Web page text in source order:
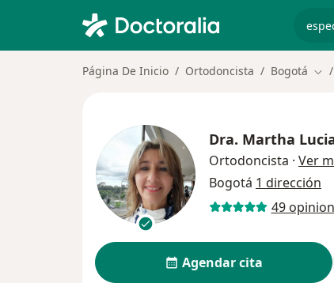
Página De Inicio Ortodoncista Bogotá
Dra. Martha
Ortodoncista · Ver
Bogotá 1 dirección
49
Agendar cita